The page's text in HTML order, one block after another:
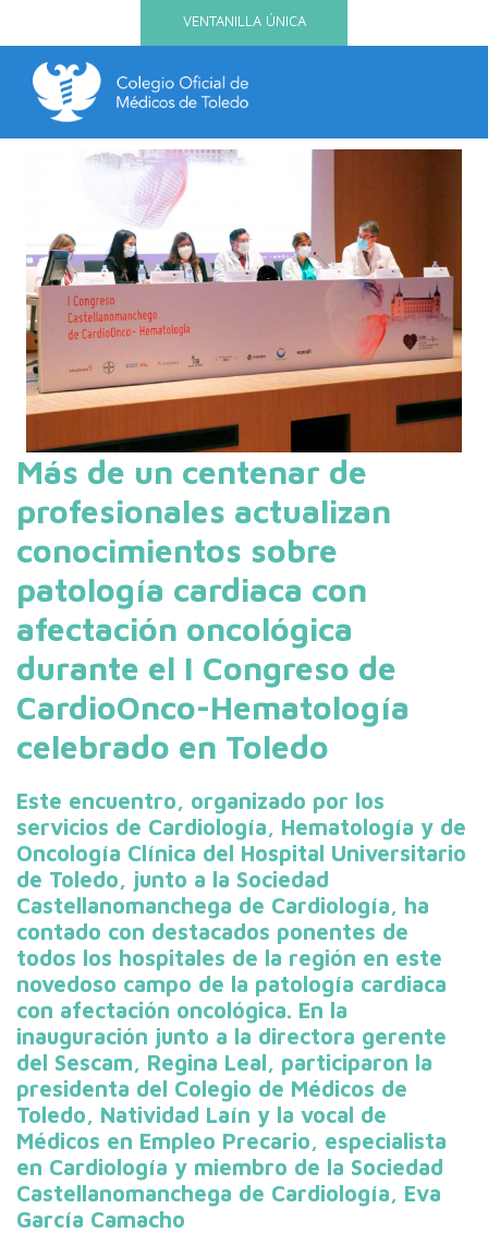
VENTANILLA ÚNICA
Más de un centenar de
profesionales actualizan
conocimientos sobre
patología cardiaca con
afectación oncológica
durante el I Congreso de
CardioOnco-Hematología
celebrado en Toledo
Este encuentro, organizado por los
servicios de Cardiología, Hematología y de
Oncología Clínica del Hospital Universitario
de Toledo, junto a la Sociedad
Castellanomanchega de Cardiología, ha
contado con destacados ponentes de
todos los hospitales de la región en este
novedoso campo de la patología cardiaca
con afectación oncológica. En la
inauguración junto a la directora gerente
del Sescam, Regina Leal, participaron la
presidenta del Colegio de Médicos de
Toledo, Natividad Laín y la vocal de
Médicos en Empleo Precario, especialista
en Cardiología y miembro de la Sociedad
Castellanomanchega de Cardiología, Eva
García Camacho